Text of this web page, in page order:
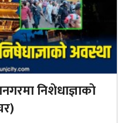
निशेधाज्ञाकाे